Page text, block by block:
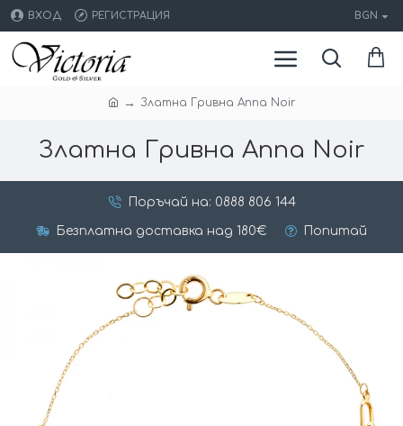
ВХОД РЕГИСТРАЦИЯ BGN
Златна Гривна Anna Noir
Златна Гривна Anna Noir
Поръчай на: 0888 806 144
Безплатна доставка над 180€ Попитай